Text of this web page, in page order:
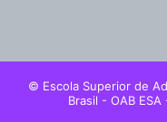
© Escola Superior de
Brasil - OAB